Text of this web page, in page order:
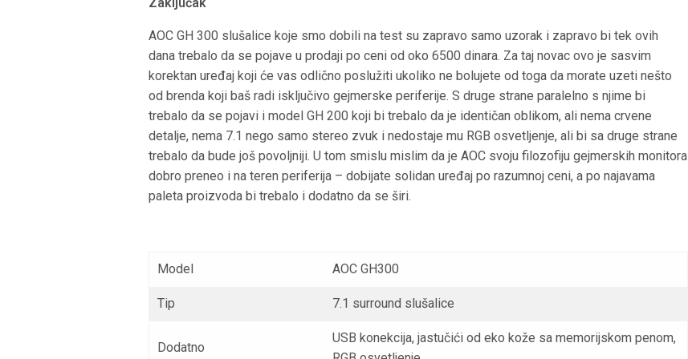
AOC GH 300 slušalice koje smo dobili na test su zapravo samo uzorak i zapravo bi tek ovih
dana trebalo da se pojave u prodaji po ceni od oko 6500 dinara. Za taj novac ovo je sasvim
korektan uređaj koji će vas odlično poslužiti ukoliko ne bolujete od toga da morate uzeti nešto
od brenda koji baš radi isključivo gejmerske periferije. S druge strane paralelno s njime bi
trebalo da se pojavi i model GH 200 koji bi trebalo da je identičan oblikom, ali nema crvene
detalje, nema 7.1 nego samo stereo zvuk i nedostaje mu RGB osvetljenje, ali bi sa druge strane
trebalo da bude još povoljniji. U tom smislu mislim da je AOC svoju filozofiju gejmerskih monitora
dobro preneo i na teren periferija – dobijate solidan uređaj po razumnoj ceni, a po najavama
paleta proizvoda bi trebalo i dodatno da se širi.
Model AOC GH300
Tip 7.1 surround slušalice
Dodatno
USB konekcija, jastučići od eko kože sa memorijskom penom,